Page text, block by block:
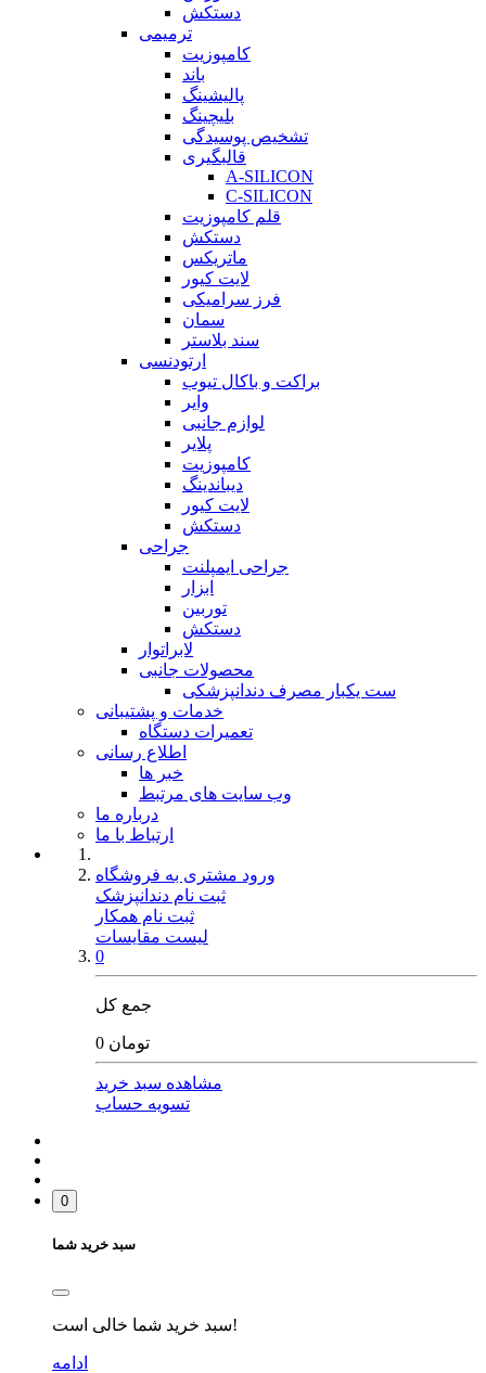
دستکش
ترمیمی
کامپوزیت
باند
پالیشینگ
بلیچینگ
تشخیص پوسیدگی
قالبگیری
A-SILICON
C-SILICON
قلم کامپوزیت
دستکش
ماتریکس
لایت کیور
فرز سرامیکی
سمان
سند بلاستر
ارتودنسی
براکت و باکال تیوب
وایر
لوازم جانبی
پلایر
کامپوزیت
دیباندینگ
لایت کیور
دستکش
جراحی
جراحی ایمپلنت
ابزار
توربین
دستکش
لابراتوار
محصولات جانبی
ست یکبار مصرف دندانپزشکی
خدمات و پشتیبانی
تعمیرات دستگاه
اطلاع رسانی
خبر ها
وب سایت های مرتبط
درباره ما
ارتباط با ما
ورود مشتری به فروشگاه
ثبت نام دندانپزشک
ثبت نام همکار
لیست مقایسات
0
جمع کل
0 تومان
مشاهده سبد خرید
تسویه حساب
0
سبد خرید شما
سبد خرید شما خالی است!
ادامه